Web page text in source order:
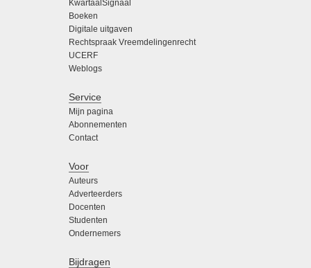
KwartaalSignaal
Boeken
Digitale uitgaven
Rechtspraak Vreemdelingenrecht
UCERF
Weblogs
Service
Mijn pagina
Abonnementen
Contact
Voor
Auteurs
Adverteerders
Docenten
Studenten
Ondernemers
Bijdragen